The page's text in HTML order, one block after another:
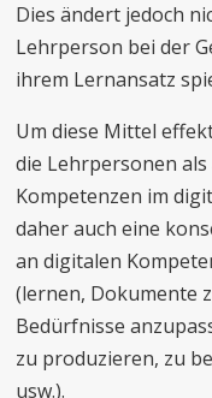
Dies ändert jedoch
Lehrperson bei der
ihrem Lernansatz
Um diese Mittel
die Lehrpersonen
Kompetenzen im
daher auch eine
an digitalen
(lernen, Dokumente
Bedürfnisse
zu produzieren, zu
usw.).